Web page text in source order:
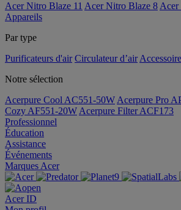
Acer Nitro Blaze 11 Acer Nitro Blaze 8 Acer
Appareils
Par type
Purificateurs d'air Circulateur d’air
Notre sélection
Acerpure Cool AC551-50W Acerpure Pro
Cozy AF551-20W Acerpure Filter ACF173
Professionnel
Éducation
Assistance
Événements
Marques Acer
Acer ID